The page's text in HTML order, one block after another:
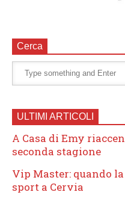
Cerca
ULTIMI ARTICOLI
A Casa di Emy
seconda stagione
Vip Master: quando
sport a Cervia